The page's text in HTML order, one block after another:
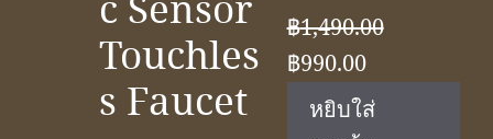
Touchles
s Faucet
฿1,490.00
Original
price
was:
฿990.00Current
price
is:
หยิบใส่